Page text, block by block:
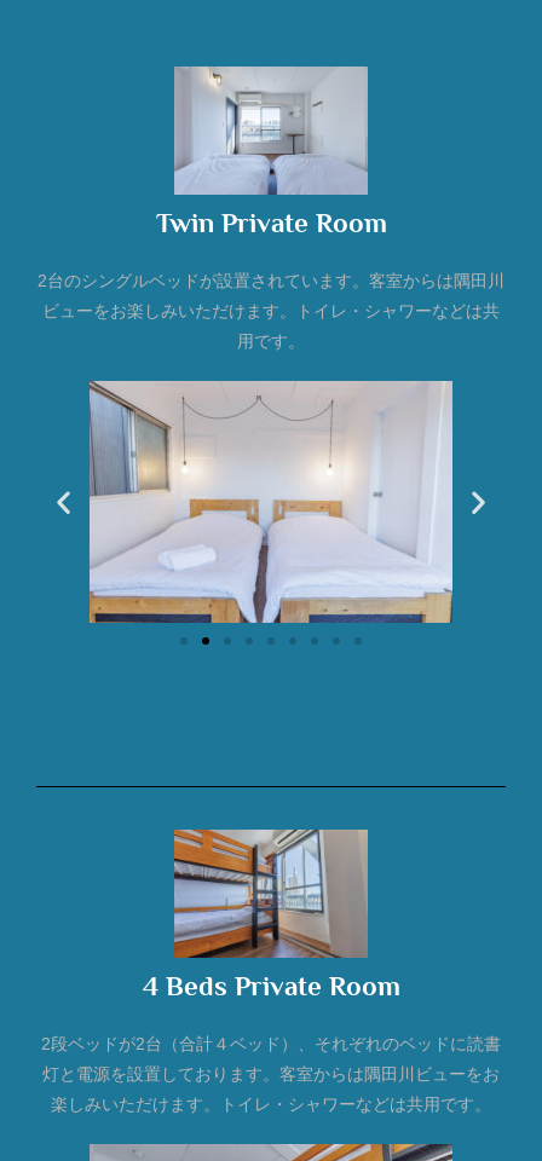
Twin Private Room
2台のシングルベッドが設置されています。客室からは隅田川
ビューをお楽しみいただけます。トイレ・シャワーなどは共
用です。
4 Beds Private Room
2段ベッドが2台（合計４ベッド）、それぞれのベッドに読書
灯と電源を設置しております。客室からは隅田川ビューをお
楽しみいただけます。トイレ・シャワーなどは共用です。